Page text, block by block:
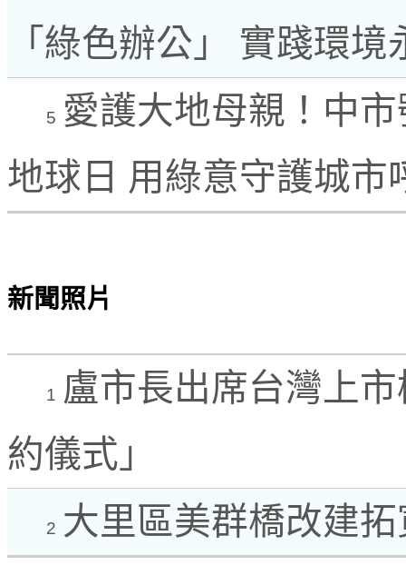
「綠色辦公」 實踐環
5 愛護大地母親！中
地球日 用綠意守護城市
新聞照片
1 盧市長出席台灣上
約儀式」
2 大里區美群橋改建